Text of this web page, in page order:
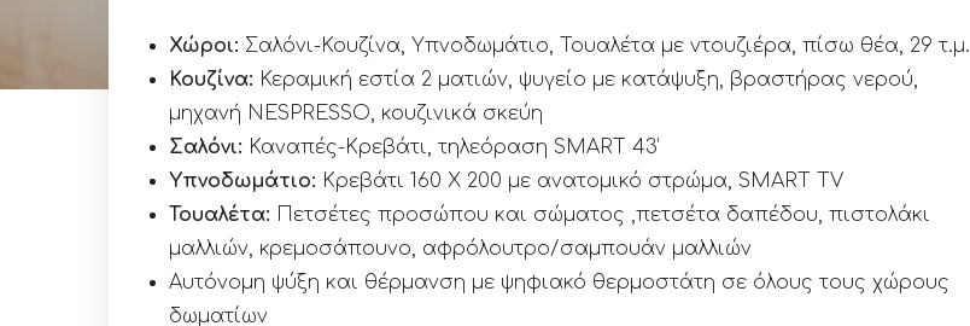
Χώροι: Σαλόνι-Κουζίνα, Υπνοδωμάτιο, Τουαλέτα με ντουζιέρα, πίσω θέα, 29 τ.μ.
Κουζίνα: Κεραμική εστία 2 ματιών, ψυγείο με κατάψυξη, βραστήρας νερού,
μηχανή NESPRESSO, κουζινικά σκεύη
Σαλόνι: Καναπές-Κρεβάτι, τηλεόραση SMART 43’
Υπνοδωμάτιο: Κρεβάτι 160 Χ 200 με ανατομικό στρώμα, SMART TV
Τουαλέτα: Πετσέτες προσώπου και σώματος ,πετσέτα δαπέδου, πιστολάκι
μαλλιών, κρεμοσάπουνο, αφρόλουτρο/σαμπουάν μαλλιών
Αυτόνομη ψύξη και θέρμανση με ψηφιακό θερμοστάτη σε όλους τους χώρους
δωματίων